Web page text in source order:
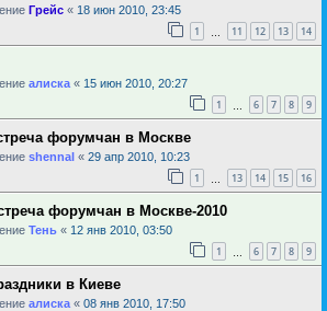
Грейс « 18 июн 2010, 23:45
1 11 12 13 14
алиска « 15 июн 2010, 20:27
1 6 7 8 9
форумчан в Москве
shennal « 29 апр 2010, 10:23
1 13 14 15 16
форумчан в Москве-2010
Тень « 12 янв 2010, 03:50
1 6 7 8 9
в Киеве
алиска « 08 янв 2010, 17:50